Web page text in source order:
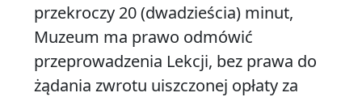
przekroczy 20 (dwadzieścia) minut,
Muzeum ma prawo odmówić
przeprowadzenia Lekcji, bez prawa do
żądania zwrotu uiszczonej opłaty za